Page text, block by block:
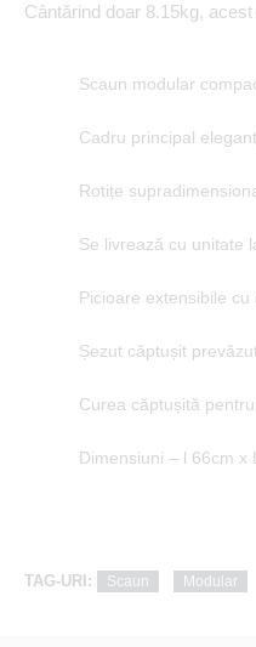
Cântărind doar 8.15kg,
Scaun modular
Cadru principal
Rotițe
Se livrează cu unitate
Picioare extensibile
Șezut căptușit
Curea căptușită
Dimensiuni – l 66cm x
TAG-URI: Scaun Modular